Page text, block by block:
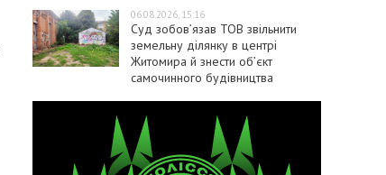
06.08.2026, 15:16
Суд зобов’язав ТОВ звільнити
земельну ділянку в центрі
Житомира й знести об’єкт
самочинного будівництва